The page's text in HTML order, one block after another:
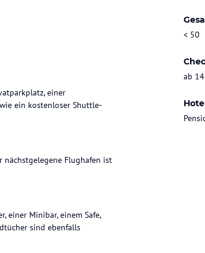
< 50
ab
einer
ein kostenloser Shuttle-
nächstgelegene Flughafen ist
einer Minibar, einem Safe,
sind ebenfalls